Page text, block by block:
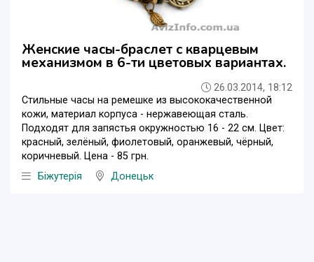
Женские часы-браслет с кварцевым
механизмом в 6-ти цветовых вариантах.
26.03.2014, 18:12
Стильные часы на ремешке из высококачественной
кожи, материал корпуса - нержавеющая сталь.
Подходят для запястья окружностью 16 - 22 см. Цвет:
красный, зелёный, фиолетовый, оранжевый, чёрный,
коричневый. Цена - 85 грн.
Біжутерія
Донецьк